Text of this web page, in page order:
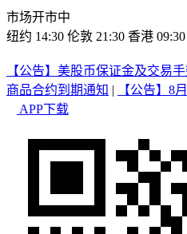
市场开市中
纽约 14:30 伦敦 21:30 香港 09:30
【公告】美股币保证金及交易
商品合约到期通知 |
【公告】8
APP下载